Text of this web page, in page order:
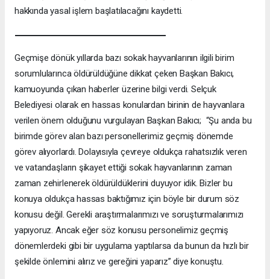
hakkında yasal işlem başlatılacağını kaydetti.
Geçmişe dönük yıllarda bazı sokak hayvanlarının ilgili birim
sorumlularınca öldürüldüğüne dikkat çeken Başkan Bakıcı,
kamuoyunda çıkan haberler üzerine bilgi verdi. Selçuk
Belediyesi olarak en hassas konulardan birinin de hayvanlara
verilen önem olduğunu vurgulayan Başkan Bakıcı; “Şu anda bu
birimde görev alan bazı personellerimiz geçmiş dönemde
görev alıyorlardı. Dolayısıyla çevreye oldukça rahatsızlık veren
ve vatandaşların şikayet ettiği sokak hayvanlarının zaman
zaman zehirlenerek öldürüldüklerini duyuyor idik. Bizler bu
konuya oldukça hassas baktığımız için böyle bir durum söz
konusu değil. Gerekli araştırmalarımızı ve soruşturmalarımızı
yapıyoruz. Ancak eğer söz konusu personelimiz geçmiş
dönemlerdeki gibi bir uygulama yaptılarsa da bunun da hızlı bir
şekilde önlemini alırız ve gereğini yaparız” diye konuştu.